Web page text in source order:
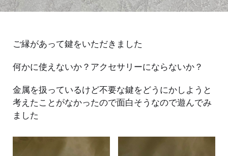
ご縁があって鍵をいただきました
何かに使えないか？アクセサリーにならないか？
金属を扱っているけど不要な鍵をどうにかしようと
考えたことがなかったので面白そうなので遊んでみ
ました